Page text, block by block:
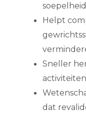
Helpt
Sneller
dat